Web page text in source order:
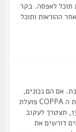
לאפסה. בקר
ותוכל
הם נכונים,
אז כנראה ואת מהדברים הבאים קרה. אם מערכת ה COPPA פועלת
סימנת שאתה מתחת לגיל 13, תצטרך לעקוב
את